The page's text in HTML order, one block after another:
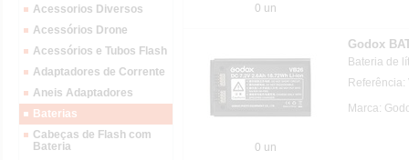
Acessorios Diversos
Acessórios Drone
Acessórios e Tubos Flash
Adaptadores de Corrente
Aneis Adaptadores
Baterias
Cabeças de Flash com
Bateria
0 un
0 un
Godox
Bateria de
Referência:
Marca: